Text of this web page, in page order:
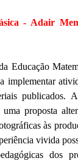
- Adair
Educação
implementar
publicados.
proposta
às
vivida
dos